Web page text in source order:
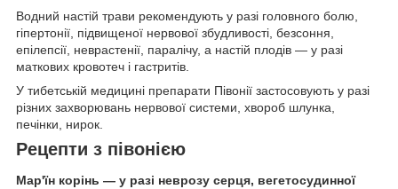
Водний настій трави рекомендують у разі головного болю,
гіпертонії, підвищеної нервової збудливості, безсоння,
епілепсії, неврастенії, паралічу, а настій плодів — у разі
маткових кровотеч і гастритів.
У тибетській медицині препарати Півонії застосовують у разі
різних захворювань нервової системи, хвороб шлунка,
печінки, нирок.
Рецепти з півонією
Мар'їн корінь — у разі неврозу серця, вегетосудинної